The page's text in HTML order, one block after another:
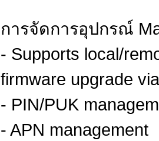
การจัดการอุปกรณ์
- Supports local/
firmware upgrade
- PIN/PUK
- APN management